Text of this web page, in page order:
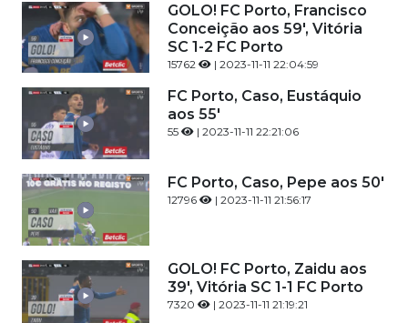
GOLO! FC Porto, Francisco
Conceição aos 59', Vitória
SC 1-2 FC Porto
15762 | 2023-11-11 22:04:59
FC Porto, Caso, Eustáquio
aos 55'
55 | 2023-11-11 22:21:06
FC Porto, Caso, Pepe aos 50'
12796 | 2023-11-11 21:56:17
GOLO! FC Porto, Zaidu aos
39', Vitória SC 1-1 FC Porto
7320 | 2023-11-11 21:19:21